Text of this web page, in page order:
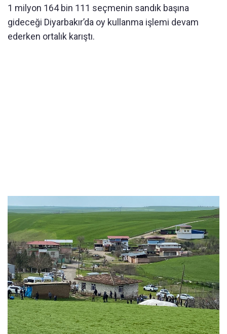
1 milyon 164 bin 111 seçmenin sandık başına
gideceği Diyarbakır’da oy kullanma işlemi devam
ederken ortalık karıştı.